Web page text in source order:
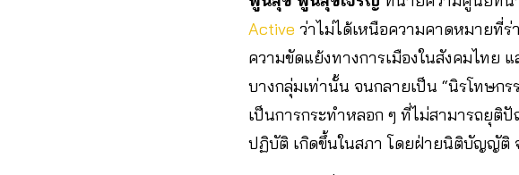
Active ว่าไม่ได้เหนือความคาดหมายที่
ความขัดแย้งทางการเมืองในสังคมไทย
บางกลุ่มเท่านั้น จนกลายเป็น “นิรโทษก
เป็นการกระทำหลอก ๆ ที่ไม่สามารถยุติ
ปฏิบัติ เกิดขึ้นในสภา โดยฝ่ายนิติบัญญัติ